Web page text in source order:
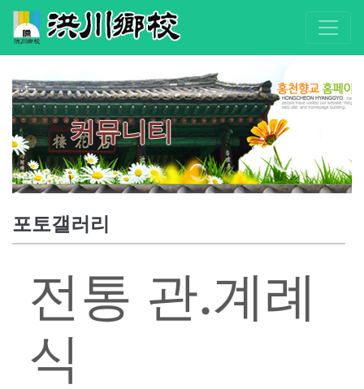
커뮤니티
포토갤러리
전통 관.계례
식